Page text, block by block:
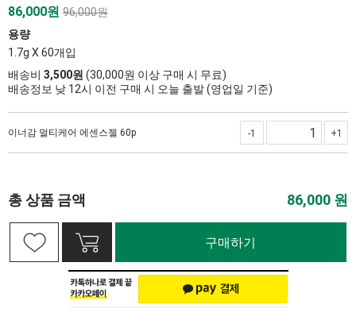
86,000원 96,000원
용량
1.7g X 60개입
배송비 3,500원 (30,000원 이상 구매 시 무료)
배송정보 낮 12시 이전 구매 시 오늘 출발 (영업일 기준)
이너감 멀티케어 에센스젤 60p +1
-1
총 상품 금액 86,000 원
구매하기